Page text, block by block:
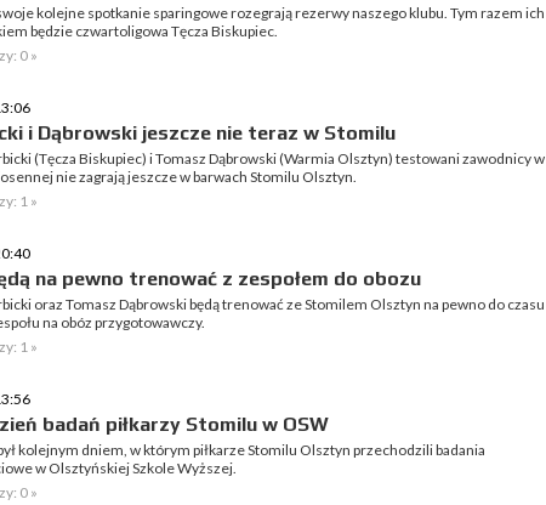
kolejne spotkanie sparingowe rozegrają rezerwy naszego klubu. Tym razem ich
będzie czwartoligowa Tęcza Biskupiec.
0 »
i Dąbrowski jeszcze nie teraz w Stomilu
(Tęcza Biskupiec) i Tomasz Dąbrowski (Warmia Olsztyn) testowani zawodnicy w
nie zagrają jeszcze w barwach Stomilu Olsztyn.
1 »
na pewno trenować z zespołem do obozu
oraz Tomasz Dąbrowski będą trenować ze Stomilem Olsztyn na pewno do czasu
na obóz przygotowawczy.
1 »
badań piłkarzy Stomilu w OSW
kolejnym dniem, w którym piłkarze Stomilu Olsztyn przechodzili badania
w Olsztyńskiej Szkole Wyższej.
0 »